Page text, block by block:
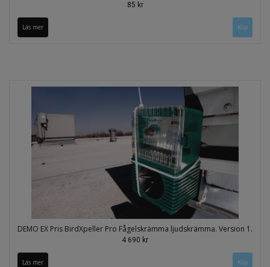
85 kr
Läs mer
DEMO EX Pris BirdXpeller Pro Fågelskrämma ljudskrämma. Version 1.
4 690 kr
Läs mer